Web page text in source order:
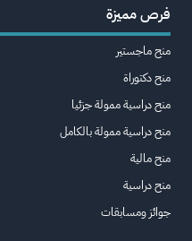
فرص مميزة
منح ماجستير
منح دكتوراة
منح دراسية ممولة جزئيا
منح دراسية ممولة بالكامل
منح مالية
منح دراسية
جوائز ومسابقات